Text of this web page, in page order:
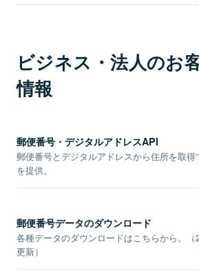
ビジネス・法人のお
情報
郵便番号・デジタルアドレスAPI
郵便番号とデジタルアドレスから住所を取得
を提供。
郵便番号データのダウンロード
各種データのダウンロードはこちらから。（
更新）